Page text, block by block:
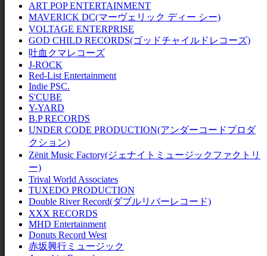
ART POP ENTERTAINMENT
MAVERICK DC(マーヴェリック ディー シー)
VOLTAGE ENTERPRISE
GOD CHILD RECORDS(ゴッドチャイルドレコーズ)
吐血クマレコーズ
J-ROCK
Red-List Entertainment
Indie PSC.
S'CUBE
Y-YARD
B.P RECORDS
UNDER CODE PRODUCTION(アンダーコードプロダ
クション)
Zёnit Music Factory(ジェナイトミュージックファクトリ
ー)
Trival World Associates
TUXEDO PRODUCTION
Double River Record(ダブルリバーレコード)
XXX RECORDS
MHD Entertainment
Donuts Record West
赤坂興行ミュージック